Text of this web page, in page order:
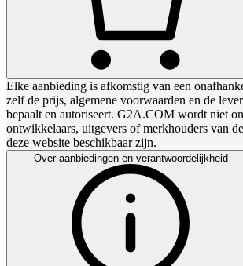
Elke aanbieding is afkomstig van een
zelf de prijs, algemene voorwaarden en de
bepaalt en autoriseert. G2A.COM wordt niet
ontwikkelaars, uitgevers of merkhouders van
deze website beschikbaar zijn.
Over aanbiedingen en verantwoordelijkheid